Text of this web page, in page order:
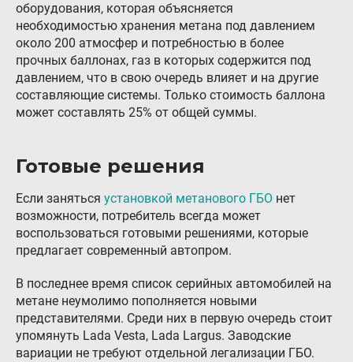
Подпишитесь на нашу рассылку:
Email
Подписаться
оборудования, которая объясняется
необходимостью хранения метана под давлением
около 200 атмосфер и потребностью в более
прочных баллонах, газ в которых содержится под
давлением, что в свою очередь влияет и на другие
составляющие системы. Только стоимость баллона
может составлять 25% от общей суммы.
Готовые решения
Если заняться установкой метанового ГБО нет
возможности, потребитель всегда может
воспользоваться готовыми решениями, которые
предлагает современный автопром.
В последнее время список серийных автомобилей на
метане неумолимо пополняется новыми
представителями. Среди них в первую очередь стоит
упомянуть Lada Vesta, Lada Largus. Заводские
вариации не требуют отдельной легализации ГБО.